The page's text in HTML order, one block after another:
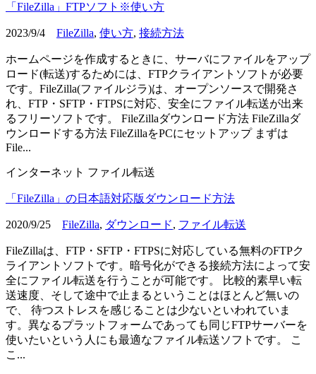
「FileZilla」FTPソフト※使い方
2023/9/4 FileZilla, 使い方, 接続方法
ホームページを作成するときに、サーバにファイルをアップ
ロード(転送)するためには、FTPクライアントソフトが必要
です。FileZilla(ファイルジラ)は、オープンソースで開発さ
れ、FTP・SFTP・FTPSに対応、安全にファイル転送が出来
るフリーソフトです。 FileZillaダウンロード方法 FileZillaダ
ウンロードする方法 FileZillaをPCにセットアップ まずは
File...
インターネット ファイル転送
「FileZilla」の日本語対応版ダウンロード方法
2020/9/25 FileZilla, ダウンロード, ファイル転送
FileZillaは、FTP・SFTP・FTPSに対応している無料のFTPク
ライアントソフトです。暗号化ができる接続方法によって安
全にファイル転送を行うことが可能です。 比較的素早い転
送速度、そして途中で止まるということはほとんど無いの
で、 待つストレスを感じることは少ないといわれていま
す。異なるプラットフォームであっても同じFTPサーバーを
使いたいという人にも最適なファイル転送ソフトです。 こ
こ...